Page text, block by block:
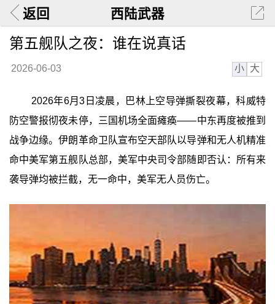
返回 西陆武器
第五舰队之夜：谁在说真话
2026-06-03 小 大
2026年6月3日凌晨，巴林上空导弹撕裂夜幕，科威特
防空警报彻夜未停，三国机场全面瘫痪——中东再度被推到
战争边缘。伊朗革命卫队宣布空天部队以导弹和无人机精准
命中美军第五舰队总部，美军中央司令部随即否认：所有来
袭导弹均被拦截，无一命中，美军无人员伤亡。